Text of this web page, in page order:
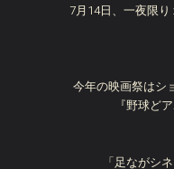
7月14日、一夜限
今年の映画祭はシ
『野球ど
「足ながシ